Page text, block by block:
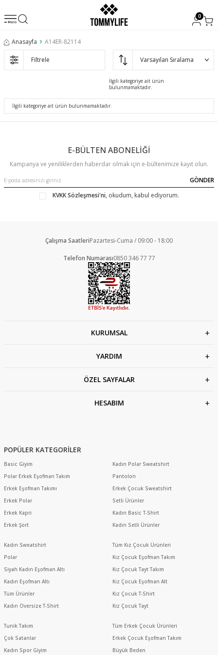
0
Anasayfa A14ER-82114
Filtrele
İlgili kategoriye ait ürün
bulunmamaktadır.
İlgili kategoriye ait ürün bulunmamaktadır.
E-BÜLTEN ABONELİĞİ
Kampanya ve yeniliklerden haberdar olmak için e-bültenimize kayıt olun.
GÖNDER
KVKK Sözleşmesi'ni, okudum, kabul ediyorum.
Çalışma SaatleriPazartesi-Cuma / 09:00 - 18:00
Telefon Numarası0850 346 77 77
KURUMSAL
YARDIM
ÖZEL SAYFALAR
HESABIM
POPÜLER KATEGORİLER
Basic Giyim
Polar Erkek Eşofman Takım
Erkek Eşofman Takımı
Erkek Polar
Erkek Kapri
Erkek Şort
Kadın Sweatshirt
Polar
Siyah Kadın Eşofman Altı
Kadın Eşofman Altı
Tüm Ürünler
Kadın Oversize T-Shirt
Tunik Takım
Çok Satanlar
Kadın Spor Giyim
Kadın Polar Sweatshirt
Pantolon
Erkek Çocuk Sweatshirt
Setli Ürünler
Kadın Basic T-Shirt
Kadın Setli Ürünler
Tüm Kız Çocuk Ürünleri
Kız Çocuk Eşofman Takım
Kız Çocuk Tayt Takım
Kız Çocuk Eşofman Alt
Kız Çocuk T-Shirt
Kız Çocuk Tayt
Tüm Erkek Çocuk Ürünleri
Erkek Çocuk Eşofman Takım
Büyük Beden